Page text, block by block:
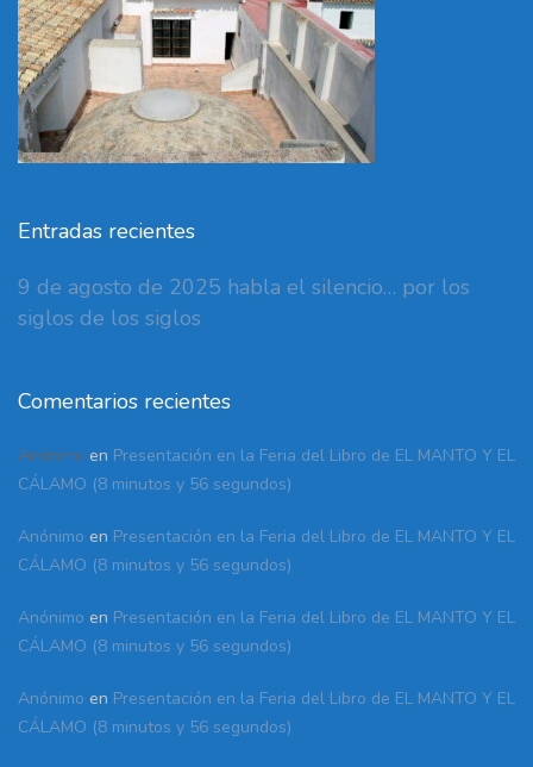
Entradas recientes
9 de agosto de 2025 habla el silencio… por los
siglos de los siglos
Comentarios recientes
Anónimo en Presentación en la Feria del Libro de EL MANTO Y EL
CÁLAMO (8 minutos y 56 segundos)
Anónimo en Presentación en la Feria del Libro de EL MANTO Y EL
CÁLAMO (8 minutos y 56 segundos)
Anónimo en Presentación en la Feria del Libro de EL MANTO Y EL
CÁLAMO (8 minutos y 56 segundos)
Anónimo en Presentación en la Feria del Libro de EL MANTO Y EL
CÁLAMO (8 minutos y 56 segundos)